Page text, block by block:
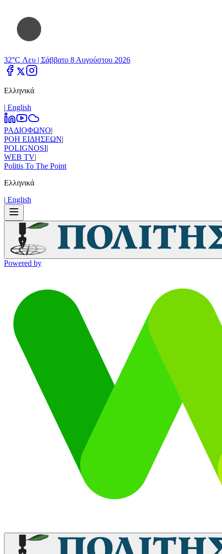
32°C Λευ | Σάββατο 8 Αυγούστου 2026
Ελληνικά
| Εnglish
ΡΑΔΙΟΦΩΝΟ|
ΡΟΗ ΕΙΔΗΣΕΩΝ|
POLIGNOSI|
WEB TV|
Politis To The Point
Ελληνικά
| Εnglish
Powered by